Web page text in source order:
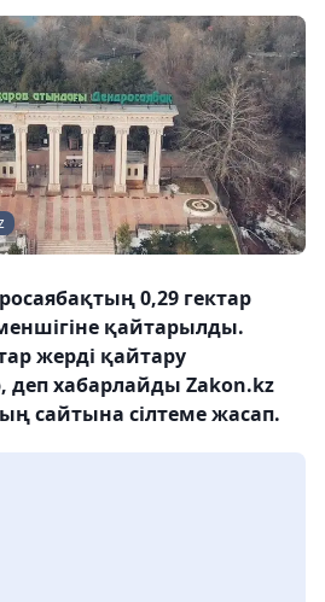
0,29 гектар
қайтарылды.
жерді қайтару
хабарлайды Zakon.kz
сайтына сілтеме жасап.